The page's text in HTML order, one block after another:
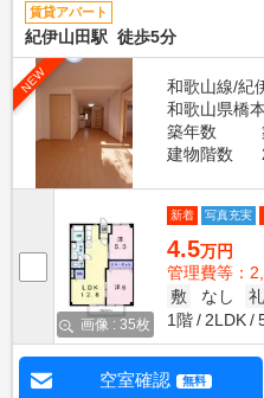
賃貸アパート
紀伊山田駅 徒歩5分
NEW
和歌山線/紀
和歌山県橋
築年数
建物階数
画像 : 35枚
新着 写真充実
4.5万円
管理費等：
敷
なし 礼
1階
2LDK
空室確認 無料